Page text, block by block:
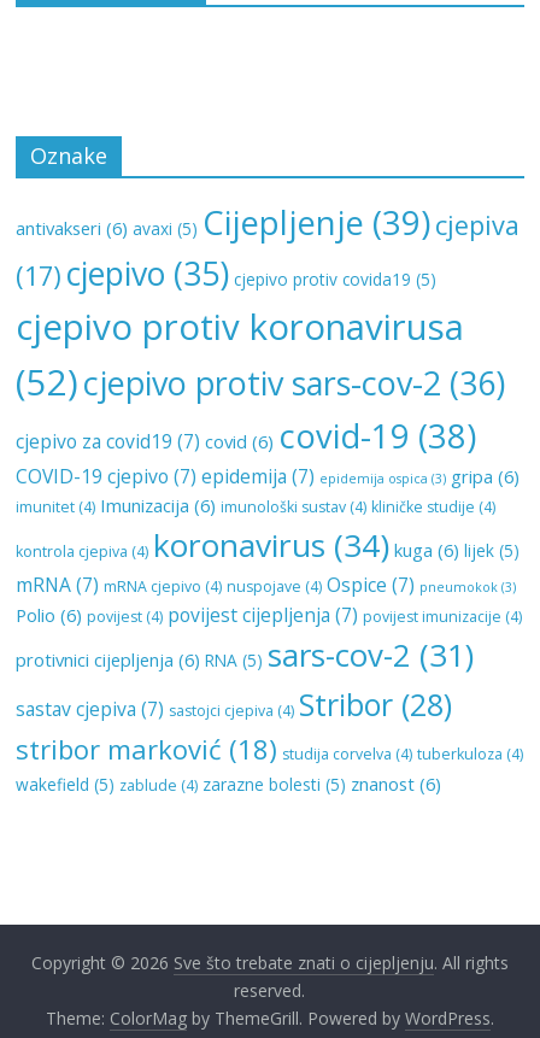
Oznake
antivakseri (6) avaxi (5) Cijepljenje (39)cjepiva
(17) cjepivo (35) cjepivo protiv covida19 (5)
cjepivo protiv koronavirusa
(52)cjepivo protiv sars-cov-2 (36)
cjepivo za covid19 (7) covid (6) covid-19 (38)
COVID-19 cjepivo (7) epidemija (7) epidemija ospica (3) gripa (6)
imunitet (4) Imunizacija (6) imunološki sustav (4) kliničke studije (4)
kontrola cjepiva (4) koronavirus (34) kuga (6) lijek (5)
mRNA(7) mRNA cjepivo (4) nuspojave (4) Ospice (7) pneumokok (3)
Polio (6) povijest (4) povijest cijepljenja (7) povijest imunizacije (4)
protivnici cijepljenja (6) RNA (5) sars-cov-2 (31)
sastav cjepiva (7) sastojci cjepiva (4) Stribor (28)
stribor marković (18) studija corvelva (4) tuberkuloza (4)
wakefield (5) zablude (4) zarazne bolesti (5) znanost (6)
Copyright © 2026 Sve što trebate znati o cijepljenju. All rights
reserved.
Theme: ColorMagby ThemeGrill. Powered by WordPress.